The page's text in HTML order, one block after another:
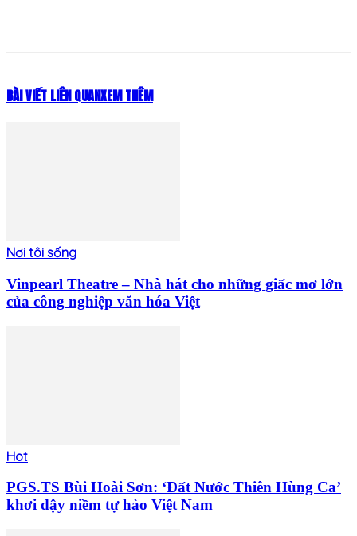
BÀI VIẾT LIÊN QUANXEM THÊM
Nơi tôi sống
Vinpearl Theatre – Nhà hát cho những giấc mơ lớn
của công nghiệp văn hóa Việt
Hot
PGS.TS Bùi Hoài Sơn: ‘Đất Nước Thiên Hùng Ca’
khơi dậy niềm tự hào Việt Nam